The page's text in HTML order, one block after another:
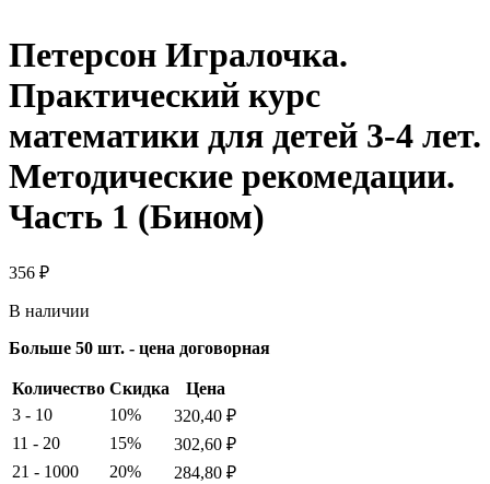
Петерсон Игралочка.
Практический курс
математики для детей 3-4 лет.
Методические рекомедации.
Часть 1 (Бином)
356 ₽
В наличии
Больше 50 шт. - цена договорная
Количество Скидка
Цена
3 - 10
10% 320,40 ₽
11 - 20
15% 302,60 ₽
21 - 1000
20% 284,80 ₽